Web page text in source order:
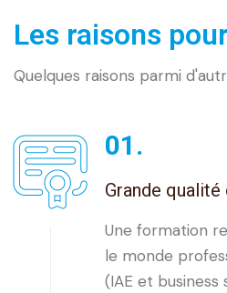
Les raisons pour
Quelques raisons parmi
01.
Grande
Une formation
le monde
(IAE et business